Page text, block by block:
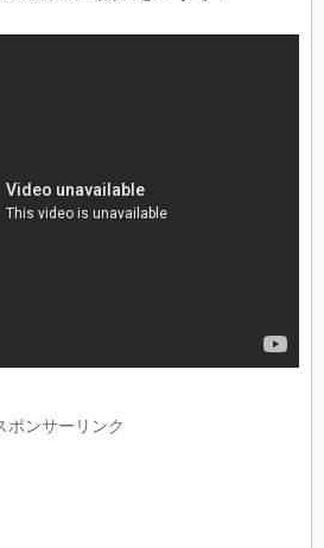
ポンサーリンク